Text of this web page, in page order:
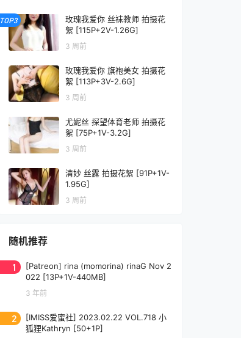
TOP3
玫瑰我爱你 丝袜教师 拍摄花
絮 [115P+2V-1.26G]
3 周前
玫瑰我爱你 旗袍美女 拍摄花
絮 [113P+3V-2.6G]
3 周前
尤妮丝 探望体育老师 拍摄花
絮 [75P+1V-3.2G]
3 周前
清妙 丝露 拍摄花絮 [91P+1V-
1.95G]
3 周前
随机推荐
1
[Patreon] rina (momorina) rinaG Nov 2
022 [13P+1V-440MB]
3 年前
2
[IMISS爱蜜社] 2023.02.22 VOL.718 小
狐狸Kathryn [50+1P]